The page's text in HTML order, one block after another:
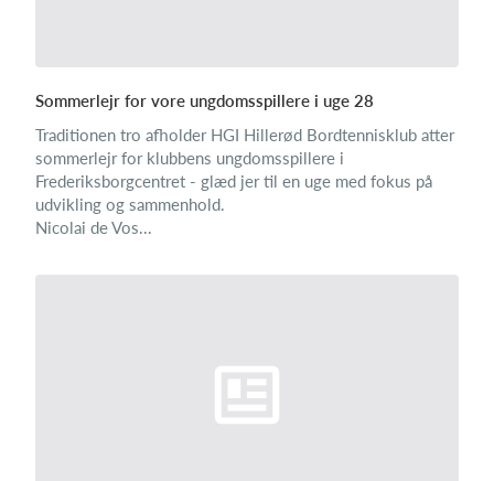
Sommerlejr for vore ungdomsspillere i uge 28
Traditionen tro afholder HGI Hillerød Bordtennisklub atter
sommerlejr for klubbens ungdomsspillere i
Frederiksborgcentret - glæd jer til en uge med fokus på
udvikling og sammenhold.
Nicolai de Vos...